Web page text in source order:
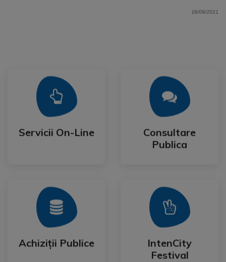
16/09/2021
Servicii On-Line
Servicii On-Line
Mai Mult
Consultare
Publica
Consultare
Publica
Mai Mult
Achiziții Publice
Achiziții Publice
Mai Mult
IntenCity
Festival
IntenCity
Festival
Mai Mult